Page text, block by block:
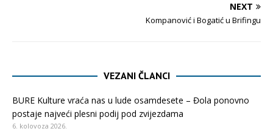
NEXT
Kompanović i Bogatić u Brifingu
VEZANI ČLANCI
BURE Kulture vraća nas u lude osamdesete – Đola ponovno
postaje najveći plesni podij pod zvijezdama
6. kolovoza 2026.